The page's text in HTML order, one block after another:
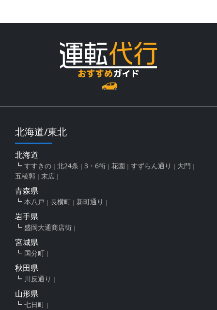
北海道/東北
北海道
すすきの 北24条 3・6街 花園 すずらん通り
大門
五稜郭
末広
青森県
本八戸 長横町 新町通り
岩手県
盛岡大通商店街
宮城県
国分町
秋田県
川反通り
山形県
七日町